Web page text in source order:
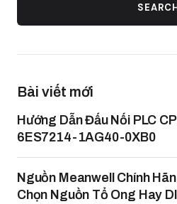
Bài viết mới
Hướng Dẫn Đấu Nối PLC
6ES7214-1AG40-0XB0
Nguồn Meanwell Chính
Chọn Nguồn Tổ Ong Hay